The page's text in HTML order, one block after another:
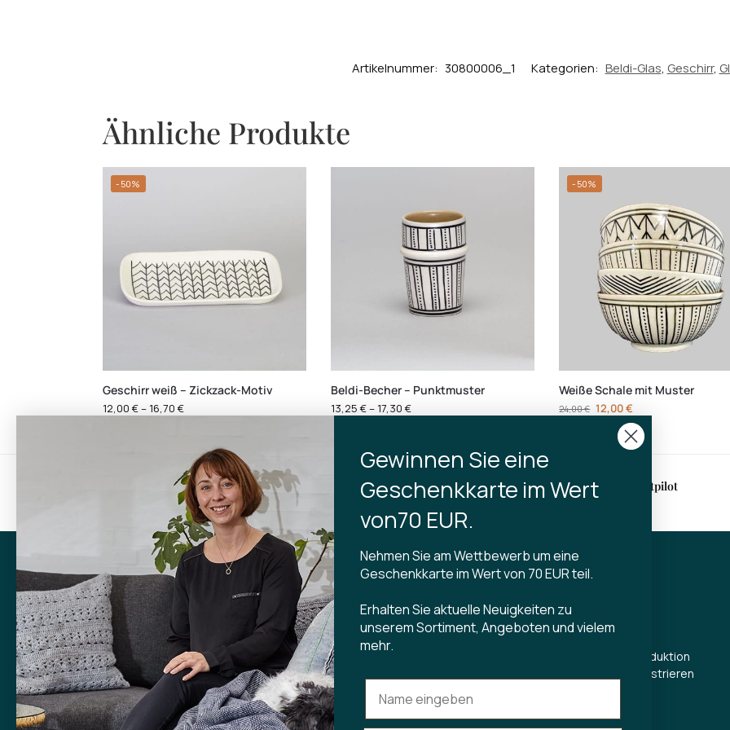
Artikelnummer: 30800006_1 Kategorien: Beldi-Glas, Geschirr,
Ähnliche Produkte
-50%
Geschirr weiß – Zickzack-Motiv
12,00€–16,70€
Beldi-Becher – Punktmuster
13,25€–17,30€
-50%
Weiße Schale mit Muster
24,00€ 12,00€
bei Einkäufen über 599 kr.
Lieferung 4,9 auf Trustpilot
KONTAKT
Tibladin
info@tibladin.dk
+45 3140 5500
GESCHÄFT
Skt. Knuds Torv 23
Über Tibladin
Nachhaltige Produktion
Kundenclub registrieren
Gewinnen Sie eine
Geschenkkarte im Wert
von70 EUR.
Nehmen Sie am Wettbewerb um eine
Geschenkkarte im Wert von 70 EUR teil.
Erhalten Sie aktuelle Neuigkeiten zu
unserem Sortiment, Angeboten und vielem
mehr.